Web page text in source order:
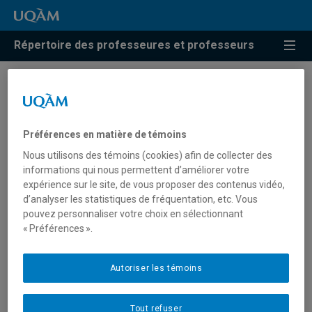
Répertoire des professeures et professeurs
Résultats de recherche pour
humaines au primaire »
Poyet, Julia
poyet.julia@uqam.ca
Préférences en matière de témoins
Nous utilisons des témoins (cookies) afin de collecter des
informations qui nous permettent d’améliorer votre
expérience sur le site, de vous proposer des contenus vidéo,
d’analyser les statistiques de fréquentation, etc. Vous
pouvez personnaliser votre choix en sélectionnant
« Préférences ».
Tout refuser
Autoriser les témoins